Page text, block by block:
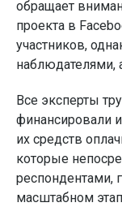
обращает
проекта в
участников,
наблюдателями,
Все эксперты
финансировали
их средств
которые
респондентами,
масштабном